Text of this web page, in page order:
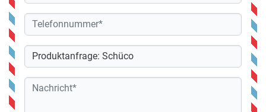
Adresse
Telefonnummer
Betreff
Nachricht